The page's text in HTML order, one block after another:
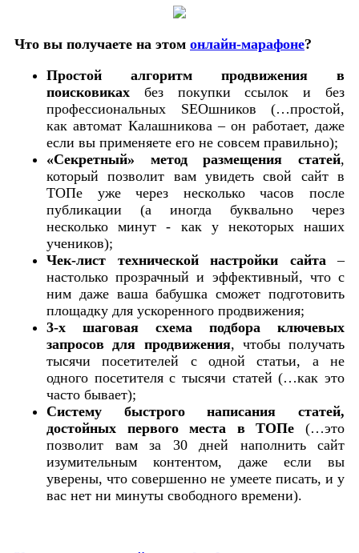
Что вы получаете на этом онлайн-марафоне?
Простой алгоритм продвижения в
поисковиках без покупки ссылок и без
профессиональных SEOшников (…простой,
как автомат Калашникова – он работает, даже
если вы применяете его не совсем правильно);
«Секретный» метод размещения статей,
который позволит вам увидеть свой сайт в
ТОПе уже через несколько часов после
публикации (а иногда буквально через
несколько минут - как у некоторых наших
учеников);
Чек-лист технической настройки сайта –
настолько прозрачный и эффективный, что с
ним даже ваша бабушка сможет подготовить
площадку для ускоренного продвижения;
3-х шаговая схема подбора ключевых
запросов для продвижения, чтобы получать
тысячи посетителей с одной статьи, а не
одного посетителя с тысячи статей (…как это
часто бывает);
Систему быстрого написания статей,
достойных первого места в ТОПе (…это
позволит вам за 30 дней наполнить сайт
изумительным контентом, даже если вы
уверены, что совершенно не умеете писать, и у
вас нет ни минуты свободного времени).